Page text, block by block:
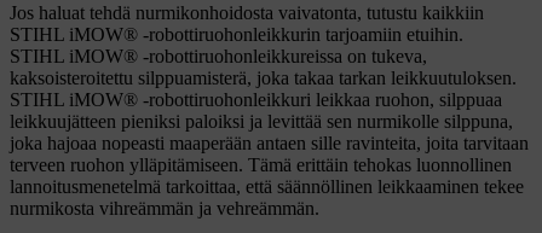
Jos haluat tehdä nurmikonhoidosta vaivatonta, tutustu kaikkiin
STIHL iMOW® -robottiruohonleikkurin tarjoamiin etuihin.
STIHL iMOW® -robottiruohonleikkureissa on tukeva,
kaksoisteroitettu silppuamisterä, joka takaa tarkan leikkuutuloksen.
STIHL iMOW® -robottiruohonleikkuri leikkaa ruohon, silppuaa
leikkuujätteen pieniksi paloiksi ja levittää sen nurmikolle silppuna,
joka hajoaa nopeasti maaperään antaen sille ravinteita, joita tarvitaan
terveen ruohon ylläpitämiseen. Tämä erittäin tehokas luonnollinen
lannoitusmenetelmä tarkoittaa, että säännöllinen leikkaaminen tekee
nurmikosta vihreämmän ja vehreämmän.